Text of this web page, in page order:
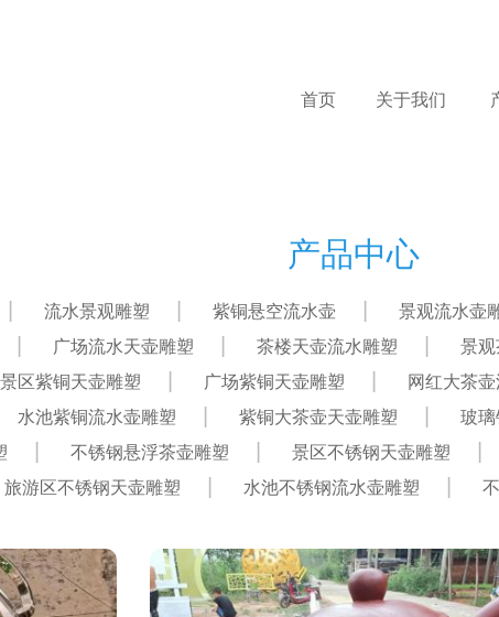
首页 关于我们
产品中心
流水景观雕塑 紫铜悬空流水壶 景观流水壶
广场流水天壶雕塑 茶楼天壶流水雕塑 景观
景区紫铜天壶雕塑 广场紫铜天壶雕塑 网红大茶
水池紫铜流水壶雕塑 紫铜大茶壶天壶雕塑 玻璃
不锈钢悬浮茶壶雕塑 景区不锈钢天壶雕塑
旅游区不锈钢天壶雕塑 水池不锈钢流水壶雕塑